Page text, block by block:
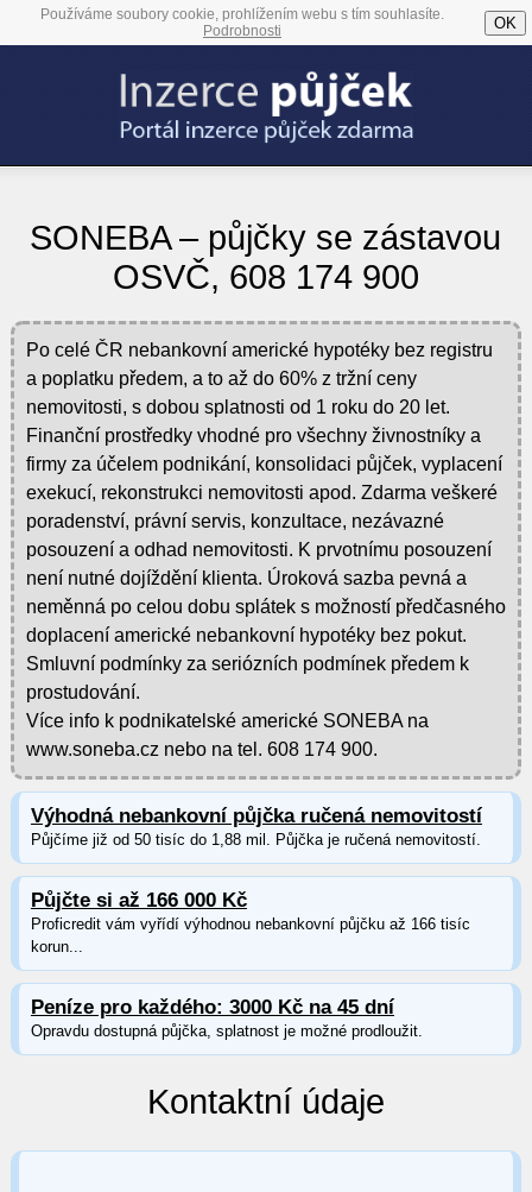
Používáme soubory cookie, prohlížením webu s tím souhlasíte.
Podrobnosti
OK
SONEBA – půjčky se zástavou
OSVČ, 608 174 900
Po celé ČR nebankovní americké hypotéky bez registru
a poplatku předem, a to až do 60% z tržní ceny
nemovitosti, s dobou splatnosti od 1 roku do 20 let.
Finanční prostředky vhodné pro všechny živnostníky a
firmy za účelem podnikání, konsolidaci půjček, vyplacení
exekucí, rekonstrukci nemovitosti apod. Zdarma veškeré
poradenství, právní servis, konzultace, nezávazné
posouzení a odhad nemovitosti. K prvotnímu posouzení
není nutné dojíždění klienta. Úroková sazba pevná a
neměnná po celou dobu splátek s možností předčasného
doplacení americké nebankovní hypotéky bez pokut.
Smluvní podmínky za seriózních podmínek předem k
prostudování.
Více info k podnikatelské americké SONEBA na
www.soneba.cz nebo na tel. 608 174 900.
Výhodná nebankovní půjčka ručená nemovitostí
Půjčíme již od 50 tisíc do 1,88 mil. Půjčka je ručená nemovitostí.
Půjčte si až 166 000 Kč
Proficredit vám vyřídí výhodnou nebankovní půjčku až 166 tisíc
korun...
Peníze pro každého: 3000 Kč na 45 dní
Opravdu dostupná půjčka, splatnost je možné prodloužit.
Kontaktní údaje